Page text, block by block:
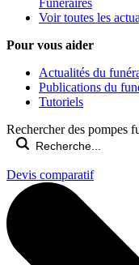
Funéraires
Voir toutes les
Pour vous aider
Actualités du
Publications du
Tutoriels
Rechercher des pompes
Devis comparatif